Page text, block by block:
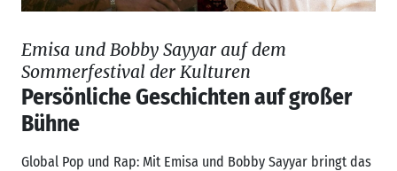
Emisa und Bobby Sayyar auf dem
Sommerfestival der Kulturen
Persönliche Geschichten auf großer
Bühne
Global Pop und Rap: Mit Emisa und Bobby Sayyar bringt das